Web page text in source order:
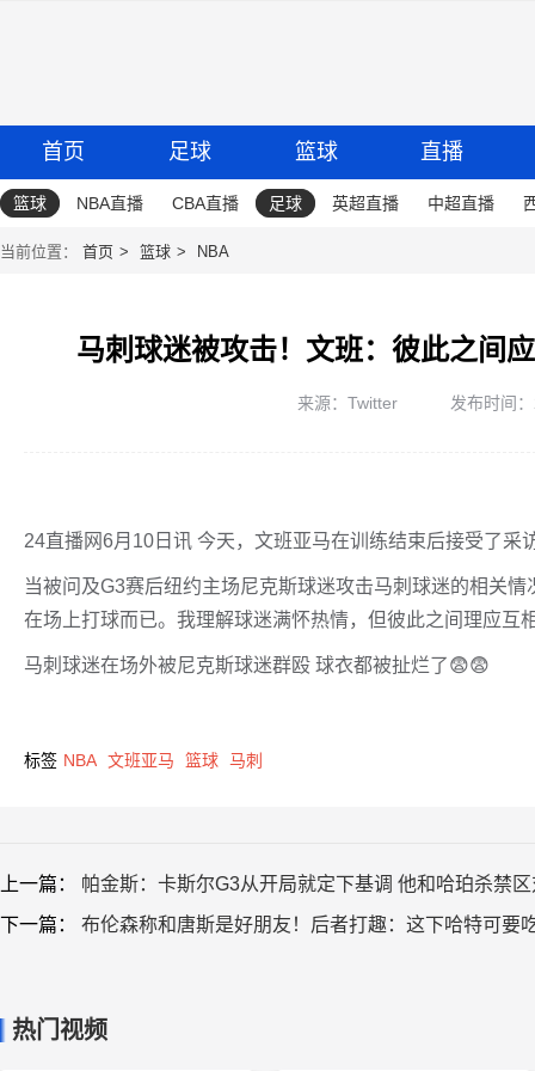
首页 足球 篮球 直播
篮球 NBA直播 CBA直播 足球 英超直播 中超直播
当前位置： 首页 篮球 NBA
马刺球迷被攻击！文班：彼此之间
来源：Twitter 发布时间
24直播网6月10日讯 今天，文班亚马在训练结束后接受了采
当被问及G3赛后纽约主场尼克斯球迷攻击马刺球迷的相关
在场上打球而已。我理解球迷满怀热情，但彼此之间理应互
马刺球迷在场外被尼克斯球迷群殴 球衣都被扯烂了😨😨
标签 NBA 文班亚马 篮球 马刺
上一篇： 帕金斯：卡斯尔G3从开局就定下基调 他和哈珀杀禁
下一篇： 布伦森称和唐斯是好朋友！后者打趣：这下哈特可要
热门视频